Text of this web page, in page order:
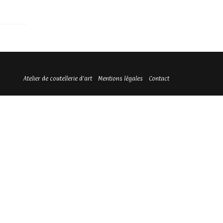
Atelier de coutellerie d’art Mentions légales Contact